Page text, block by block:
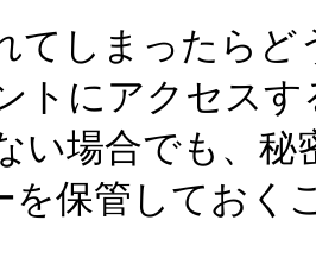
てしまったら
トにアクセス
い場合でも、
保管しておく